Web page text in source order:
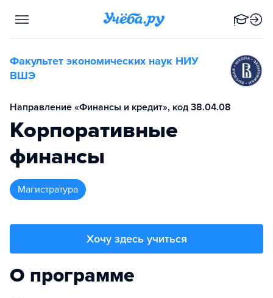
Факультет экономических наук НИУ
ВШЭ
Направление «Финансы и кредит», код 38.04.08
Корпоративные
финансы
магистратура
Хочу здесь учиться
О программе